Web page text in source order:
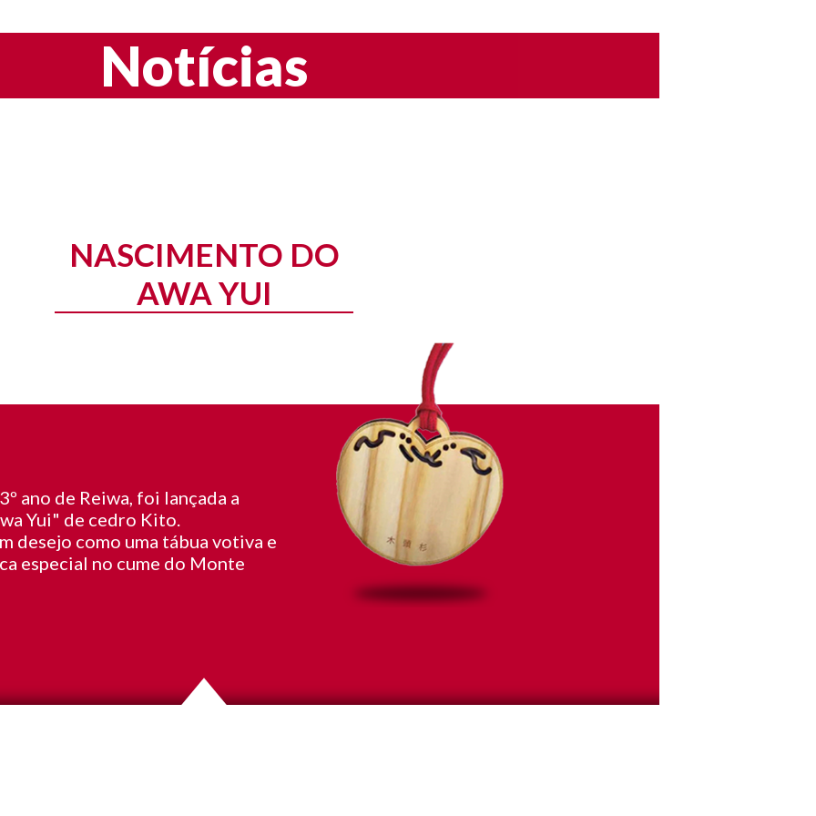
Notícias
NASCIMENTO DO
AWA YUI
ano de Reiwa, foi lançada a
Yui" de cedro Kito.
desejo como uma tábua votiva e
especial no cume do Monte